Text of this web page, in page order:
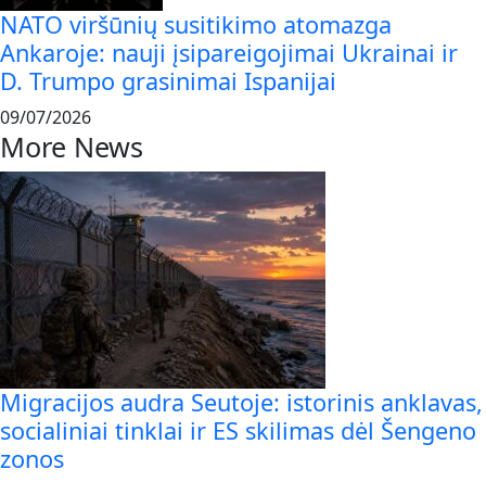
NATO viršūnių susitikimo atomazga
Ankaroje: nauji įsipareigojimai Ukrainai ir
D. Trumpo grasinimai Ispanijai
09/07/2026
More News
Migracijos audra Seutoje: istorinis anklavas,
socialiniai tinklai ir ES skilimas dėl Šengeno
zonos